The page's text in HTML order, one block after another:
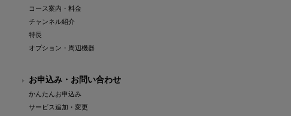
コース案内・料金
チャンネル紹介
特長
オプション・周辺機器
お申込み・お問い合わせ
かんたんお申込み
サービス追加・変更